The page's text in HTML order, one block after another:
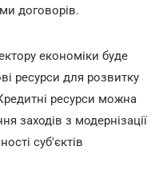
договорів.
економіки буде
ресурси для розвитку
ресурси можна
заходів з модернізації
суб'єктів